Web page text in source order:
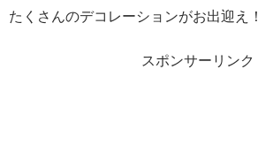
たくさんのデコレーションがお出迎え！
スポンサーリンク